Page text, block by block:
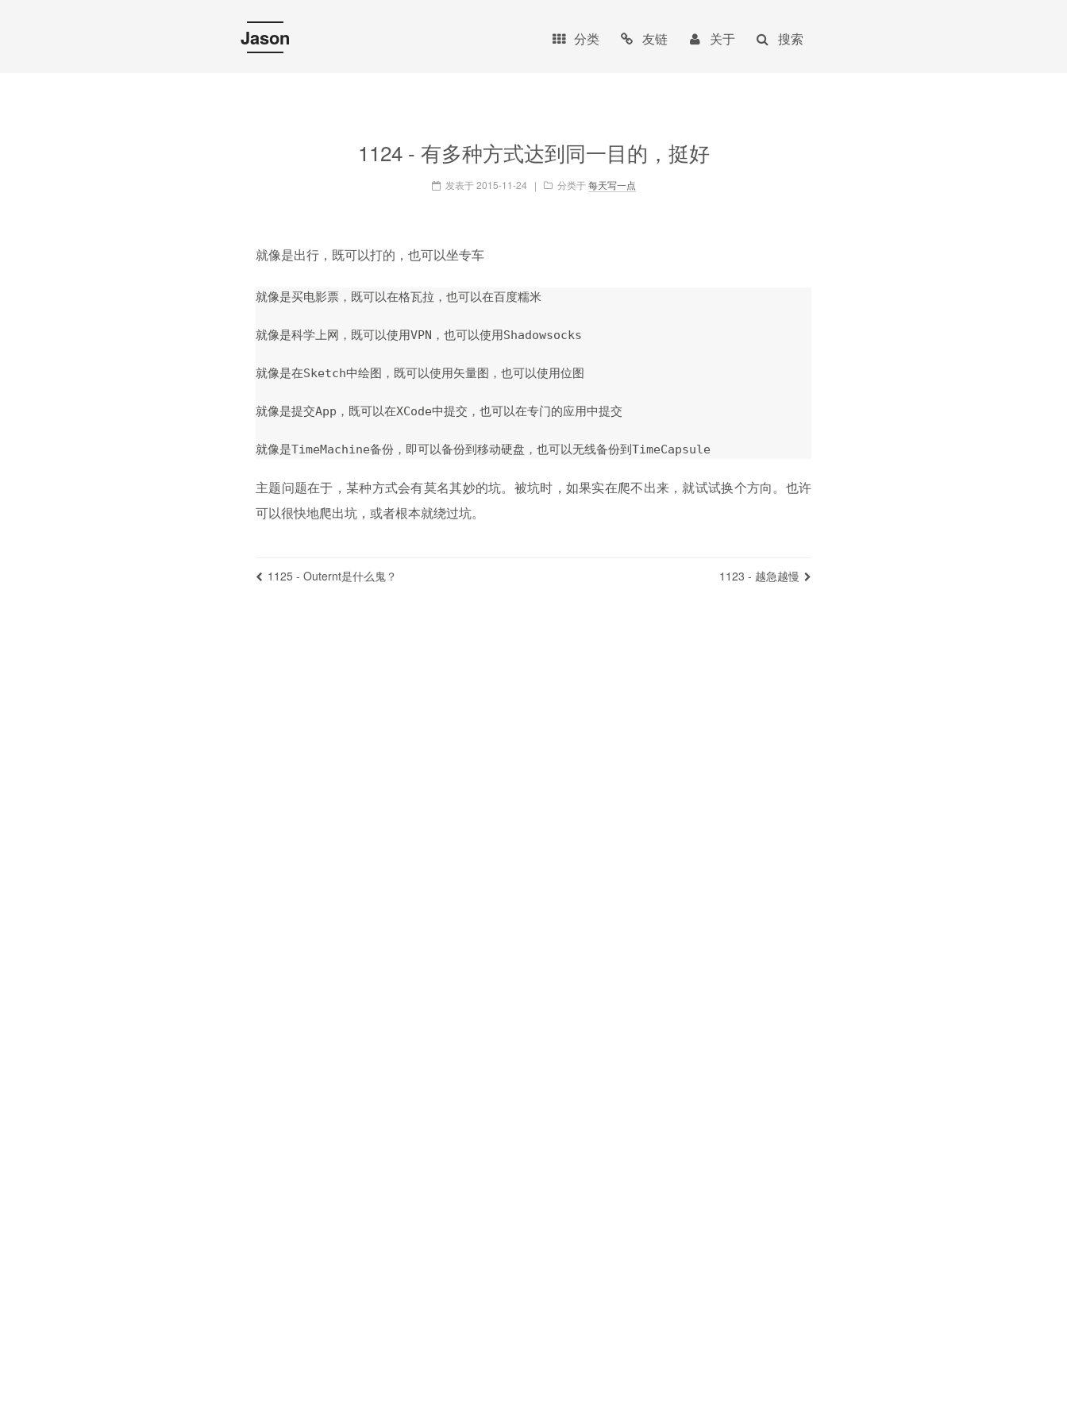
Jason 分类 友链 关于 搜索
1124 - 有多种方式达到同一目的，挺好
发表于 2015-11-24 | 分类于 每天写一点
就像是出行，既可以打的，也可以坐专车
就像是买电影票，既可以在格瓦拉，也可以在百度糯米
就像是科学上网，既可以使用VPN，也可以使用Shadowsocks
就像是在Sketch中绘图，既可以使用矢量图，也可以使用位图
就像是提交App，既可以在XCode中提交，也可以在专门的应用中提交
主题问题在于，某种方式会有莫名其妙的坑。被坑时，如果实在爬不出来，就试试换个方向。也许
可以很快地爬出坑，或者根本就绕过坑。
1125 - Outernt是什么鬼？ 1123 - 越急越慢